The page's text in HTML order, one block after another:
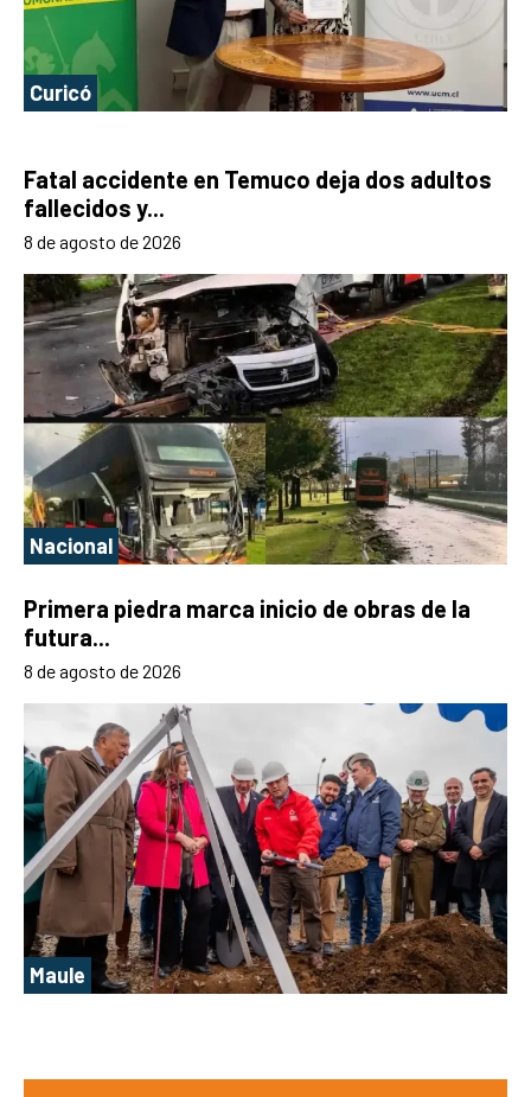
Curicó
Fatal accidente en Temuco deja dos adultos
fallecidos y...
8 de agosto de 2026
Nacional
Primera piedra marca inicio de obras de la
futura...
8 de agosto de 2026
Maule